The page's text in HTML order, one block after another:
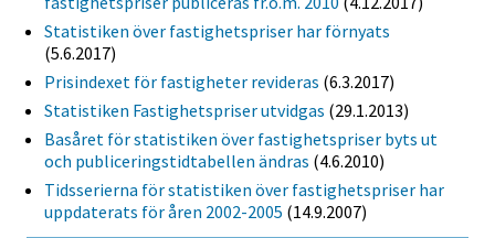
Statistiken över fastighetspriser har förnyats
(5.6.2017)
Prisindexet för fastigheter revideras (6.3.2017)
Statistiken Fastighetspriser utvidgas (29.1.2013)
Basåret för statistiken över fastighetspriser byts ut
och publiceringstidtabellen ändras (4.6.2010)
Tidsserierna för statistiken över fastighetspriser har
uppdaterats för åren 2002-2005 (14.9.2007)